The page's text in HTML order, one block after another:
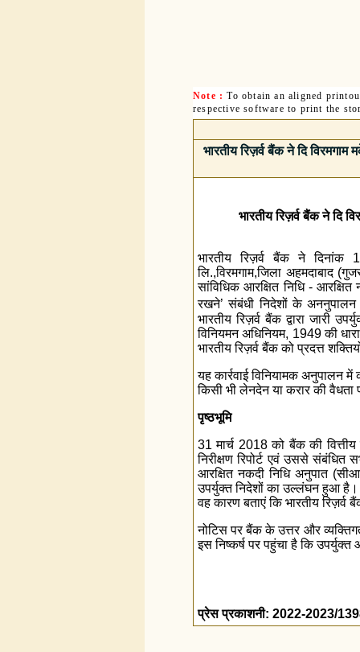
Note :To obtain an aligned
respective software to print the
भारतीय रिज़र्व बैंक ने दि
भारतीय रिज़र्व बैंक ने दि
भारतीय रिज़र्व बैंक ने दिनांक
लि.,विरमगाम,जिला अहमदाबाद
सांविधिक आरक्षित निधि -
रखने’ संबंधी निदेशों के
भारतीय रिज़र्व बैंक द्वारा जारी
विनियमन अधिनियम, 1949 की
भारतीय रिज़र्व बैंक को प्रदत्त
यह कार्रवाई विनियामक अनुपालन
किसी भी लेनदेन या करार की
पृष्ठभूमि
31 मार्च 2018 को बैंक की वित्तीय
निरीक्षण रिपोर्ट एवं उससे
आरक्षित नकदी निधि अनुपात
उपर्युक्त निदेशों का उल्लंघन हुआ
वह कारण बताएं कि भारतीय रिज़र्व
नोटिस पर बैंक के उत्तर और
इस निष्कर्ष पर पहुंचा है कि
प्रेस प्रकाशनी: 2022-2023/